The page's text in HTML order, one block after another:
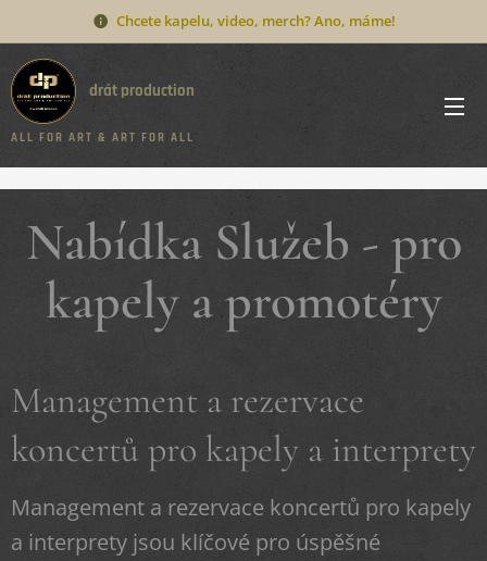
Chcete kapelu, video, merch? Ano, máme!
drát production
A L L F O R A R T & A R T F O R A L L
Nabídka Služeb - pro
kapely a promotéry
Management a rezervace
koncertů pro kapely a interprety
Management a rezervace koncertů pro kapely
a interprety jsou klíčové pro úspěšné